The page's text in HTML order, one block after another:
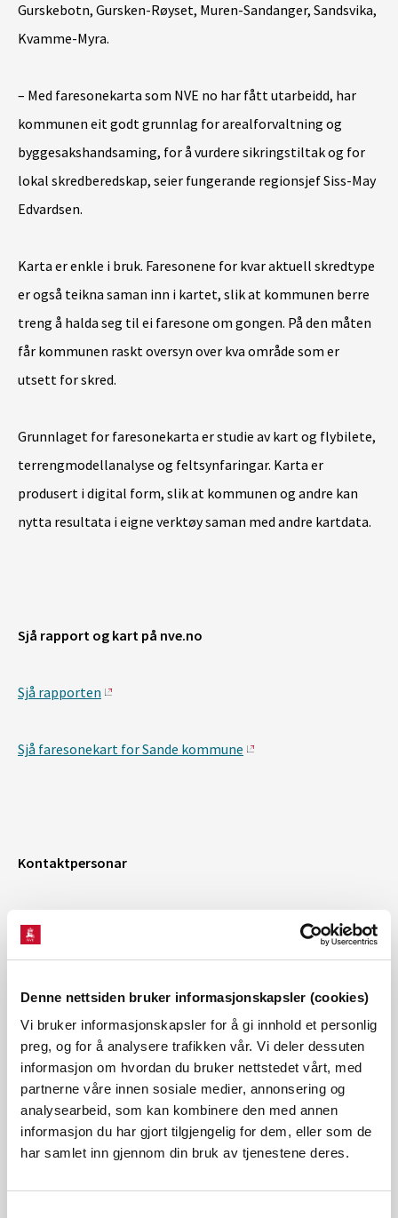
Denne nettsiden bruker informasjonskapsler (cookies)
Vi bruker informasjonskapsler for å gi innhold et personlig
preg, og for å analysere trafikken vår. Vi deler dessuten
informasjon om hvordan du bruker nettstedet vårt, med
partnerne våre innen sosiale medier, annonsering og
analysearbeid, som kan kombinere den med annen
informasjon du har gjort tilgjengelig for dem, eller som de
har samlet inn gjennom din bruk av tjenestene deres.
Gurskebotn, Gursken-Røyset, Muren-Sandanger, Sandsvika,
Kvamme-Myra.
– Med faresonekarta som NVE no har fått utarbeidd, har
kommunen eit godt grunnlag for arealforvaltning og
byggesakshandsaming, for å vurdere sikringstiltak og for
lokal skredberedskap, seier fungerande regionsjef Siss-May
Edvardsen.
Karta er enkle i bruk. Faresonene for kvar aktuell skredtype
er også teikna saman inn i kartet, slik at kommunen berre
treng å halda seg til ei faresone om gongen. På den måten
får kommunen raskt oversyn over kva område som er
utsett for skred.
Grunnlaget for faresonekarta er studie av kart og flybilete,
terrengmodellanalyse og feltsynfaringar. Karta er
produsert i digital form, slik at kommunen og andre kan
nytta resultata i eigne verktøy saman med andre kartdata.
Sjå rapport og kart på nve.no
Sjå rapporten
Sjå faresonekart for Sande kommune
Kontaktpersonar
Ole-Jakob Sande, senioringeniør, telefon: 90887830